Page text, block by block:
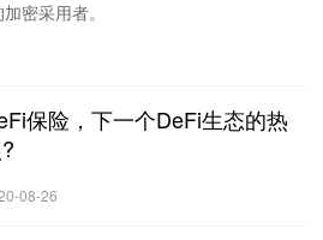
密采用者。
等某些类型的 RWA 已经存在多年，但
最近是在利率上升的背景下出现的。本
保险，下一个DeFi生态的热
08-26